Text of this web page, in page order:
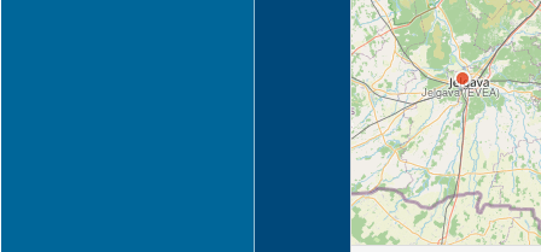
Jelgava (EVEA)